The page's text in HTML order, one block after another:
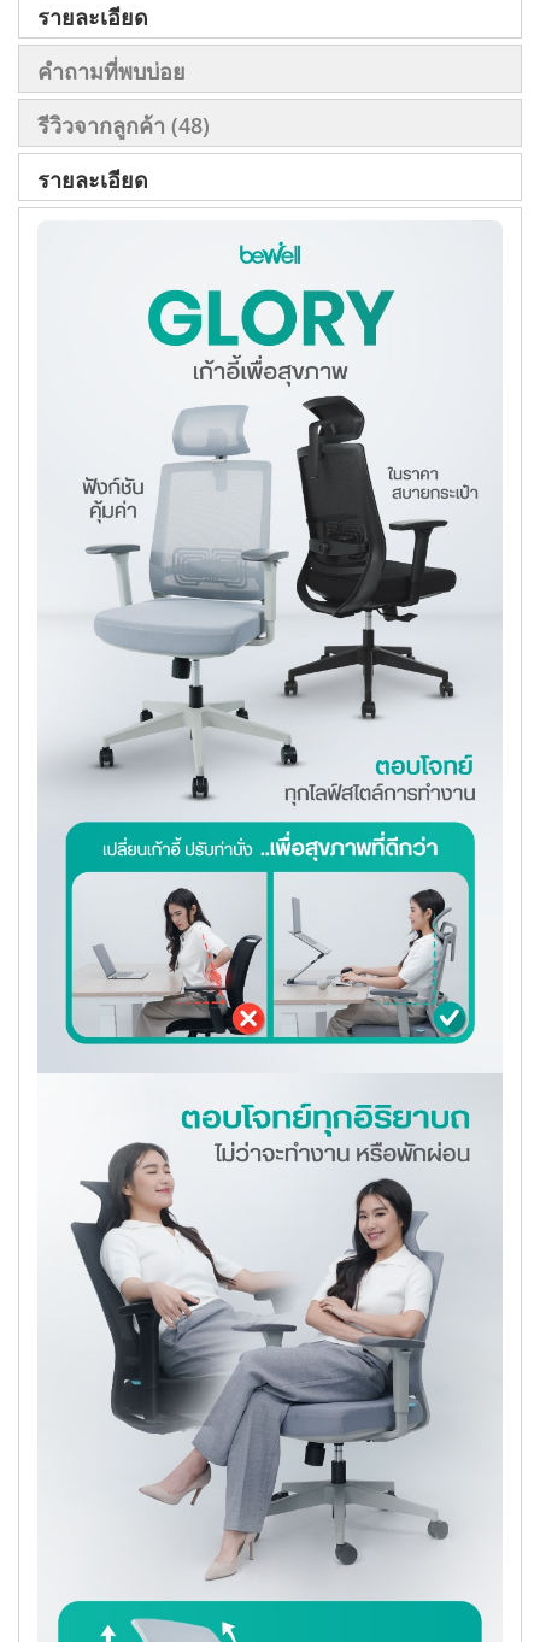
รายละเอียด
คำถามที่พบบ่อย
รีวิวจากลูกค้า 48
รายละเอียด